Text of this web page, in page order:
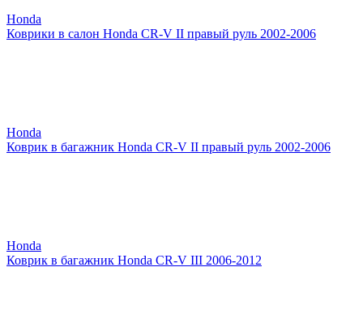
Honda
Коврики в салон Honda CR-V II правый руль 2002-2006
Honda
Коврик в багажник Honda CR-V II правый руль 2002-2006
Honda
Коврик в багажник Honda CR-V III 2006-2012